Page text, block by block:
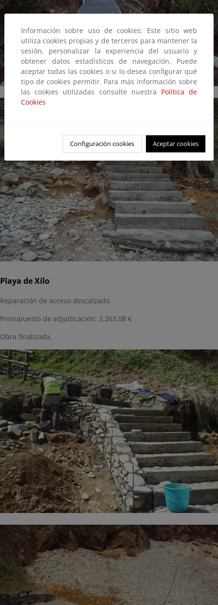
Playa de Xilo
Reparación de acceso descalzado.
Presupuesto de adjudicación: 3.263,08 €
Obra finalizada.
Información sobre uso de cookies: Este sitio web
utiliza cookies propias y de terceros para mantener la
sesión, personalizar la experiencia del usuario y
obtener datos estadísticos de navegación. Puede
aceptar todas las cookies o si lo desea configurar qué
tipo de cookies permitir. Para más información sobre
las cookies utilizadas consulte nuestra Política de
Cookies
Configuración cookies Aceptar cookies